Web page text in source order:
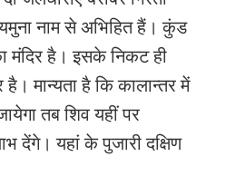
नाम से अभिहित हैं। कुंड
मंदिर है। इसके निकट ही
है। मान्यता है कि कालान्तर में
तब शिव यहीं पर
देंगे। यहां के पुजारी दक्षिण